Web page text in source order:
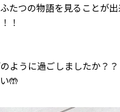
たつの物語を見ることが
！
ように過ごしましたか？？
🤲